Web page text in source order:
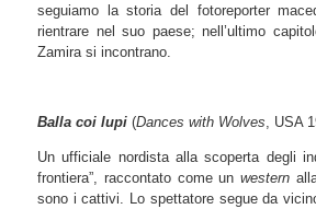
seguiamo la storia del fotoreporter
rientrare nel suo paese; nell’ultimo
Zamira si incontrano.
Balla coi lupi (Dances with Wolves, USA
Un ufficiale nordista alla scoperta degli
frontiera”, raccontato come unwestern
sono i cattivi. Lo spettatore segue da